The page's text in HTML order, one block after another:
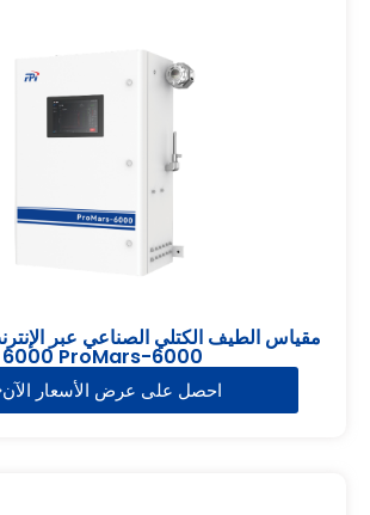
6000 ProMars-6000
احصل على عرض الأسعار الآن